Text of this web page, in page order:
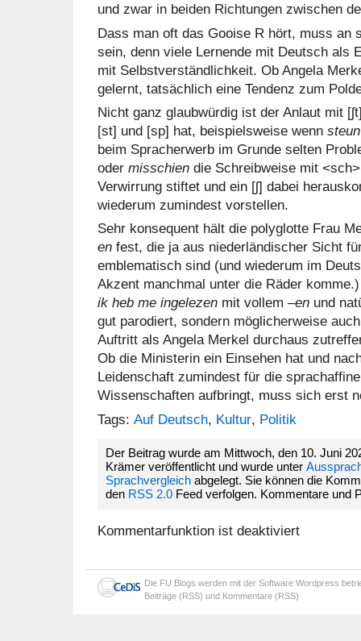
und zwar in beiden Richtungen zwischen
Dass man oft das Gooise R hört, muss an
sein, denn viele Lernende mit Deutsch als
mit Selbstverständlichkeit. Ob Angela
gelernt, tatsächlich eine Tendenz zum
Nicht ganz glaubwürdig ist der Anlaut mit
[st] und [sp] hat, beispielsweise wenn
beim Spracherwerb im Grunde selten
oder misschien die Schreibweise mit
Verwirrung stiftet und ein [ʃ] dabei
wiederum zumindest vorstellen.
Sehr konsequent hält die polyglotte Frau
en fest, die ja aus niederländischer Sicht
emblematisch sind (und wiederum im
Akzent manchmal unter die Räder
ik heb me ingelezen mit vollem –en und
gut parodiert, sondern möglicherweise
Auftritt als Angela Merkel durchaus
Ob die Ministerin ein Einsehen hat und
Leidenschaft zumindest für die
Wissenschaften aufbringt, muss sich erst
Tags: Auf Deutsch, Kultur, Politik
Der Beitrag wurde am Mittwoch, den 10. Juni
Krämer veröffentlicht und wurde unter
Sprachvergleich abgelegt. Sie können die
den RSS 2.0 Feed verfolgen. Kommentare und
Kommentarfunktion ist deaktiviert
Die FU Blogs werden mit der Software Wordpress
Beiträge (RSS) und Kommentare (RSS)